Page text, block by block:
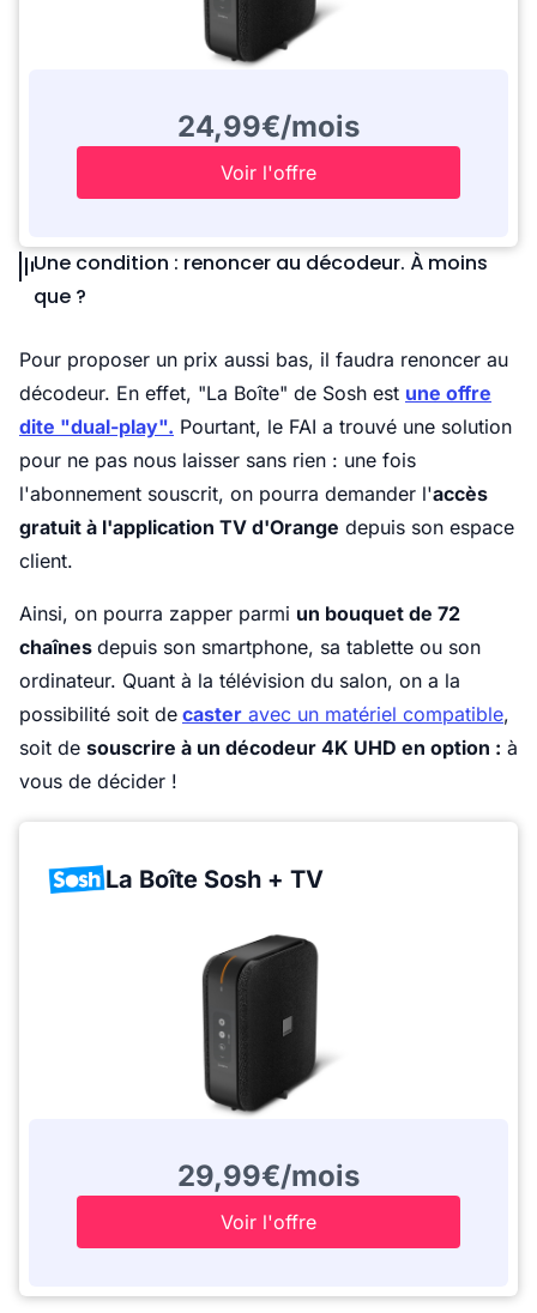
24,99€/mois
Voir l'offre
Une condition : renoncer au décodeur. À moins
que ?
Pour proposer un prix aussi bas, il faudra renoncer au
décodeur. En effet, "La Boîte" de Sosh est une offre
dite "dual-play". Pourtant, le FAI a trouvé une solution
pour ne pas nous laisser sans rien : une fois
l'abonnement souscrit, on pourra demander l'accès
gratuit à l'application TV d'Orange depuis son espace
client.
Ainsi, on pourra zapper parmi un bouquet de 72
chaînes depuis son smartphone, sa tablette ou son
ordinateur. Quant à la télévision du salon, on a la
possibilité soit de caster avec un matériel compatible,
soit de souscrire à un décodeur 4K UHD en option : à
vous de décider !
La Boîte Sosh + TV
29,99€/mois
Voir l'offre